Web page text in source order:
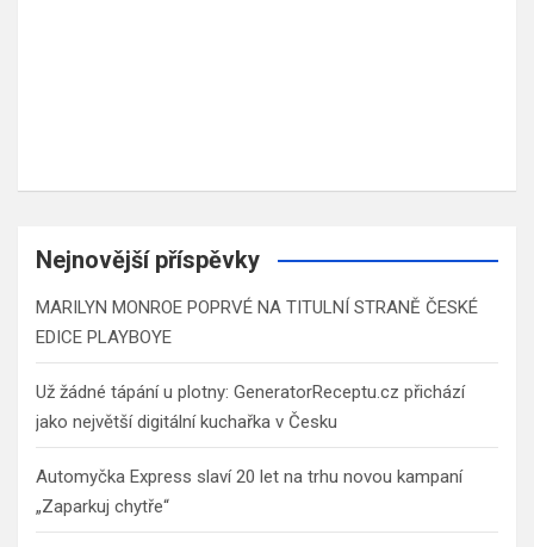
Nejnovější příspěvky
MARILYN MONROE POPRVÉ NA TITULNÍ STRANĚ ČESKÉ
EDICE PLAYBOYE
Už žádné tápání u plotny: GeneratorReceptu.cz přichází
jako největší digitální kuchařka v Česku
Automyčka Express slaví 20 let na trhu novou kampaní
„Zaparkuj chytře“